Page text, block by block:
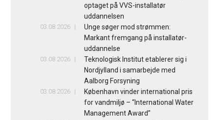
optaget på VVS-installatør
uddannelsen
03.08.2026
Unge søger mod strømmen:
Markant fremgang på installatør-
uddannelse
03.08.2026
Teknologisk Institut etablerer sig i
Nordjylland i samarbejde med
Aalborg Forsyning
03.08.2026
København vinder international pris
for vandmiljø – “International Water
Management Award”